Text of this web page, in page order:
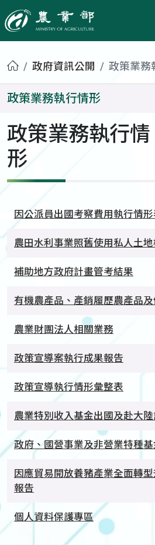
農業部
首頁政府資訊公開 政策業務
政策業務執行情形
政策業務執行情
形
因公派員出國考察費用執行情形
農田水利事業照舊使用私人土
補助地方政府計畫管考結果
有機農產品、產銷履歷農產品
農業財團法人相關業務
政策宣導案執行成果報告
政策宣導執行情形彙整表
農業特別收入基金出國及赴大
政府、國營事業及非營業特種
因應貿易開放養豬產業全面轉
報告
個人資料保護專區